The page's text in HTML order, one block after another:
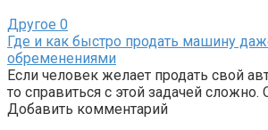
Другое 0
Где и как быстро продать машину
обременениями
Если человек желает продать свой
то справиться с этой задачей сложно.
Добавить комментарий